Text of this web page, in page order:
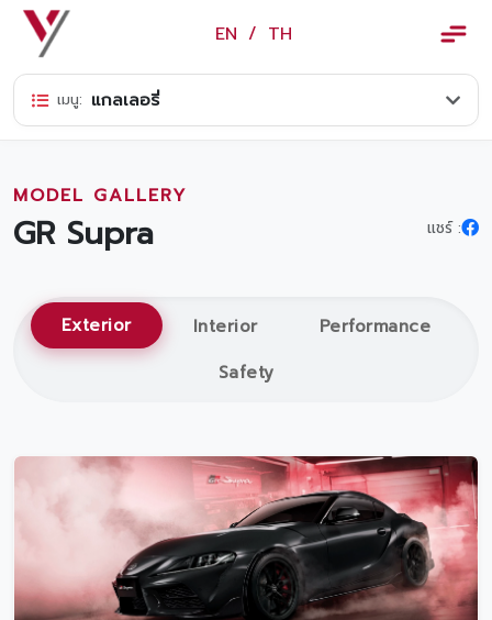
EN / TH ×
ข้อมูลวรจักร์ยนต์
สินค้าและบริการ
รุ่นรถ
ศูนย์ซ่อมตัวถังและสี
โปรโมชั่น
โปรโมชั่น
โปรโมชั่นบริการหลังการขาย
เมนู: แกลเลอรี่
MODEL GALLERY
GR Supra แชร์ :
Exterior Interior
Performance
Safety